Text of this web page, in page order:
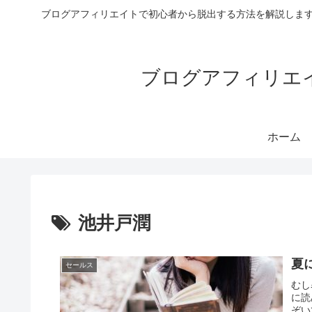
ブログアフィリエイトで初心者から脱出する方法を解説し
ブログアフィリエ
ホーム
池井戸潤
セールス 夏
む
に